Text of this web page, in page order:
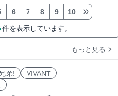
件を表示しています。
6 7 8 9 10
もっと見る
弟!
VIVANT